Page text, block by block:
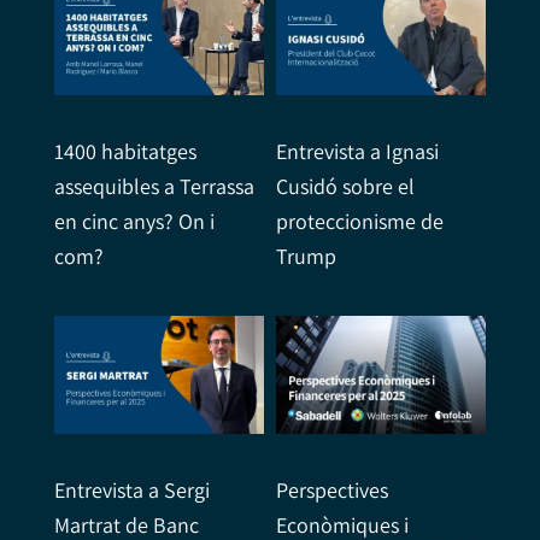
1400 habitatges
assequibles a Terrassa
en cinc anys? On i
com?
Entrevista a Ignasi
Cusidó sobre el
proteccionisme de
Trump
Entrevista a Sergi
Martrat de Banc
Perspectives
Econòmiques i